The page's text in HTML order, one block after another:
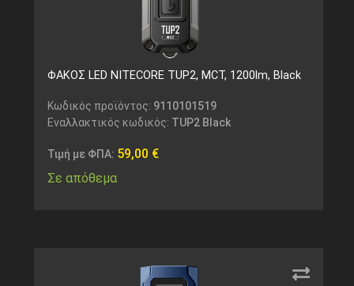
ΦΑΚΟΣ LED NITECORE TUP2, MCT, 1200lm, Black
Κωδικός προϊόντος: 9110101519
Εναλλακτικός κωδικός: TUP2 Black
Τιμή με ΦΠΑ: 59,00 €
Σε απόθεμα